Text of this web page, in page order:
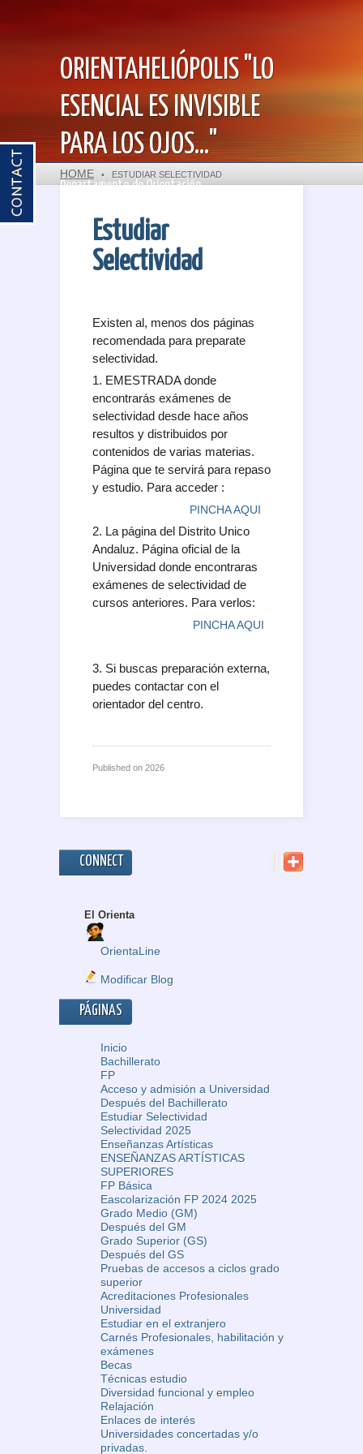
ORIENTAHELIÓPOLIS "LO
ESENCIAL ES INVISIBLE
PARA LOS OJOS..."
Departamento de Orientación
HOME • ESTUDIAR SELECTIVIDAD
Estudiar
Selectividad
Existen al, menos dos páginas
recomendada para preparate
selectividad.
1. EMESTRADA donde
encontrarás exámenes de
selectividad desde hace años
resultos y distribuidos por
contenidos de varias materias.
Página que te servirá para repaso
y estudio. Para acceder :
PINCHA AQUI
2. La página del Distrito Unico
Andaluz. Página oficial de la
Universidad donde encontraras
exámenes de selectividad de
cursos anteriores. Para verlos:
PINCHA AQUI
3. Si buscas preparación externa,
puedes contactar con el
orientador del centro.
Published on 2026
CONNECT
El Orienta
OrientaLine
Modificar Blog
PÁGINAS
Inicio
Bachillerato
FP
Acceso y admisión a Universidad
Después del Bachillerato
Estudiar Selectividad
Selectividad 2025
Enseñanzas Artísticas
ENSEÑANZAS ARTÍSTICAS
SUPERIORES
FP Básica
Eascolarización FP 2024 2025
Grado Medio (GM)
Después del GM
Grado Superior (GS)
Después del GS
Pruebas de accesos a ciclos grado
superior
Acreditaciones Profesionales
Universidad
Estudiar en el extranjero
Carnés Profesionales, habilitación y
exámenes
Becas
Técnicas estudio
Diversidad funcional y empleo
Relajación
Enlaces de interés
Universidades concertadas y/o
privadas.